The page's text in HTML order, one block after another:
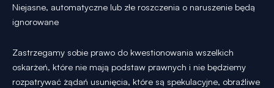
Niejasne, automatyczne lub złe roszczenia o naruszenie będą
ignorowane
Zastrzegamy sobie prawo do kwestionowania wszelkich
oskarżeń, które nie mają podstaw prawnych i nie będziemy
rozpatrywać żądań usunięcia, które są spekulacyjne, obraźliwe